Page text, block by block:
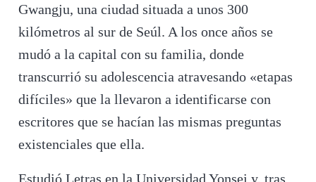
Gwangju, una ciudad situada a unos 300
kilómetros al sur de Seúl. A los once años se
mudó a la capital con su familia, donde
transcurrió su adolescencia atravesando «etapas
difíciles» que la llevaron a identificarse con
escritores que se hacían las mismas preguntas
existenciales que ella.
Estudió Letras en la Universidad Yonsei y, tras